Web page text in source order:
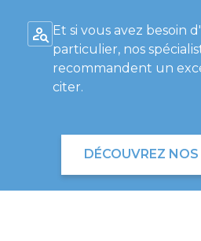
Et si vous avez besoin
particulier, nos
recommandent un
citer.
DÉCOUVREZ